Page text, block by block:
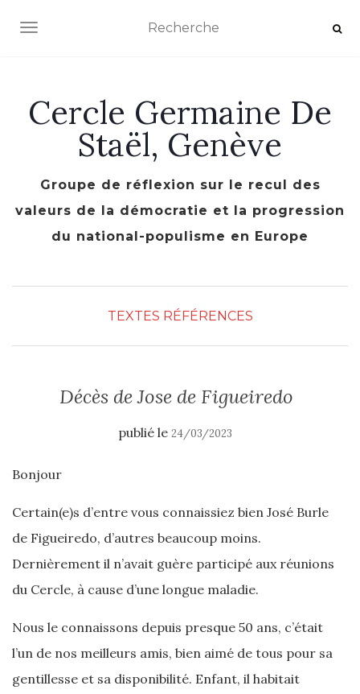
AFFICHER/MASQUER LA NAVIGATION
Cercle Germaine De
Staël, Genève
Groupe de réflexion sur le recul des
valeurs de la démocratie et la progression
du national-populisme en Europe
TEXTES RÉFÉRENCES
Décès de Jose de Figueiredo
publié le 24/03/2023
Bonjour
Certain(e)s d’entre vous connaissiez bien José Burle
de Figueiredo, d’autres beaucoup moins.
Dernièrement il n’avait guère participé aux réunions
du Cercle, à cause d’une longue maladie.
Nous le connaissons depuis presque 50 ans, c’était
l’un de nos meilleurs amis, bien aimé de tous pour sa
gentillesse et sa disponibilité. Enfant, il habitait